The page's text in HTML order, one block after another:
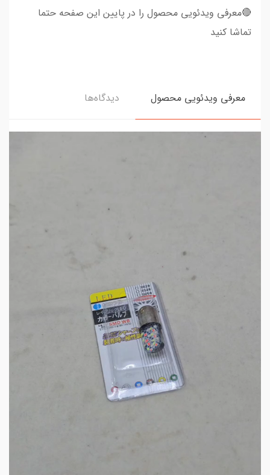
🔴معرفی ویدئویی محصول را در پایین این صفحه حتما
تماشا کنید
معرفی ویدئویی محصول دیدگاه‌ها